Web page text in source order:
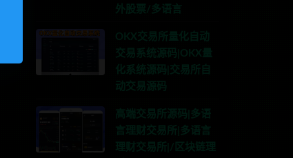
外股票/多语言
OKX交易所量化自动
交易系统源码|OKX量
化系统源码|交易所自
动交易源码
高端交易所源码|多语
言理财交易所|多语言
理财交易所|/区块链理